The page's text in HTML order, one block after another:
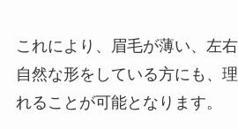
これにより、眉毛が薄い、左
自然な形をしている方にも、
れることが可能となります。